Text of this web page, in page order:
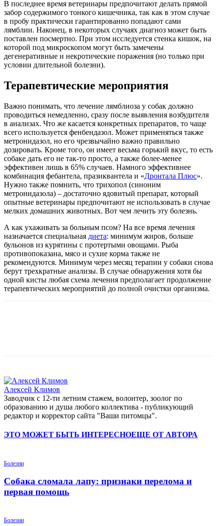
В последнее время ветеринары предпочитают делать прямой
забор содержимого тонкого кишечника, так как в этом случае
в пробу практически гарантированно попадают сами
лямблии. Наконец, в некоторых случаях диагноз может быть
поставлен посмертно. При этом исследуется стенка кишок, на
которой под микроскопом могут быть замечены
дегенеративные и некротические поражения (но только при
условии длительной болезни).
Терапевтические мероприятия
Важно понимать, что лечение лямблиоза у собак должно
проводиться немедленно, сразу после выявления возбудителя
в анализах. Что же касается конкретных препаратов, то чаще
всего используется фенбендазол. Может применяться также
метронидазол, но его чрезвычайно важно правильно
дозировать. Кроме того, он имеет весьма горький вкус, то есть
собаке дать его не так-то просто, а также более-менее
эффективен лишь в 65% случаев. Намного эффективнее
комбинация фебантела, празиквантела и «Дронтала Плюс».
Нужно также помнить, что трихопол (синоним
метронидазола) – достаточно ядовитый препарат, который
опытные ветеринары предпочитают не использовать в случае
мелких домашних животных. Вот чем лечить эту болезнь.
А как ухаживать за больным псом? На все время лечения
назначается специальная диета: минимум жиров, больше
бульонов из курятины с протертыми овощами. Рыба
противопоказана, мясо и сухие корма также не
рекомендуются. Минимум через месяц терапии у собаки снова
берут трехкратные анализы. В случае обнаружения хотя бы
одной кисты любая схема лечения предполагает продолжение
терапевтических мероприятий до полной очистки организма.
Алексей Климов
Заводчик c 12-ти летним стажем, волонтер, зоолог по
образованию и душа любого коллектива - публикующий
редактор и корректор сайта "Ваши питомцы".
ЭТО МОЖЕТ БЫТЬ ИНТЕРЕСНОЕЩЕ ОТ АВТОРА
Болезни
Собака сломала лапу: признаки перелома и
первая помощь
Болезни